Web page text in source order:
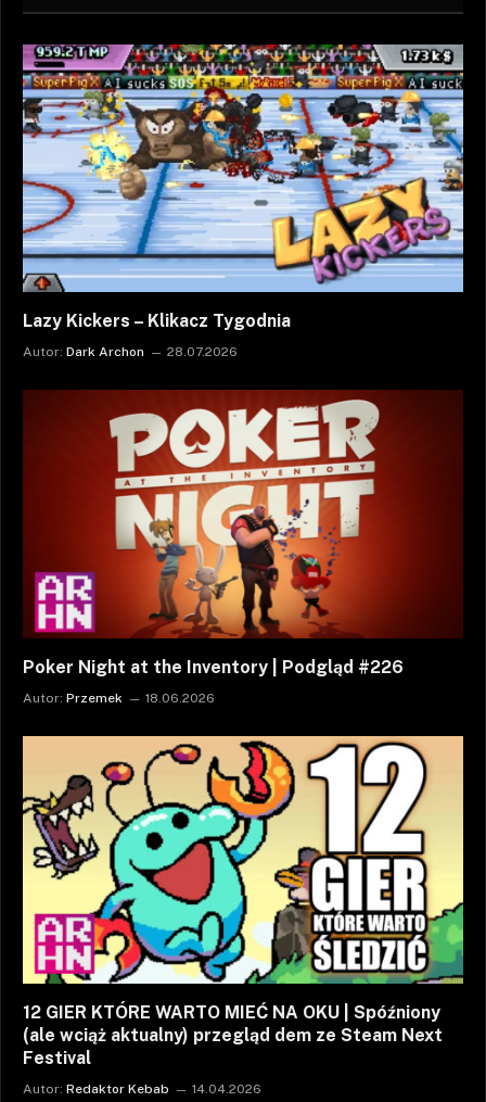
Lazy Kickers – Klikacz Tygodnia
Autor: Dark Archon 28.07.2026
Poker Night at the Inventory | Podgląd #226
Autor: Przemek 18.06.2026
12 GIER KTÓRE WARTO MIEĆ NA OKU | Spóźniony
(ale wciąż aktualny) przegląd dem ze Steam Next
Festival
Autor: Redaktor Kebab 14.04.2026